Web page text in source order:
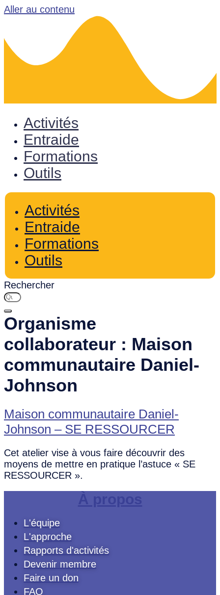
Aller au contenu
Activités
Entraide
Formations
Outils
Activités
Entraide
Formations
Outils
Rechercher
Organisme
collaborateur : Maison
communautaire Daniel-
Johnson
Maison communautaire Daniel-
Johnson – SE RESSOURCER
Cet atelier vise à vous faire découvrir des
moyens de mettre en pratique l’astuce « SE
RESSOURCER ».
À propos
L'équipe
L'approche
Rapports d'activités
Devenir membre
Faire un don
FAQ